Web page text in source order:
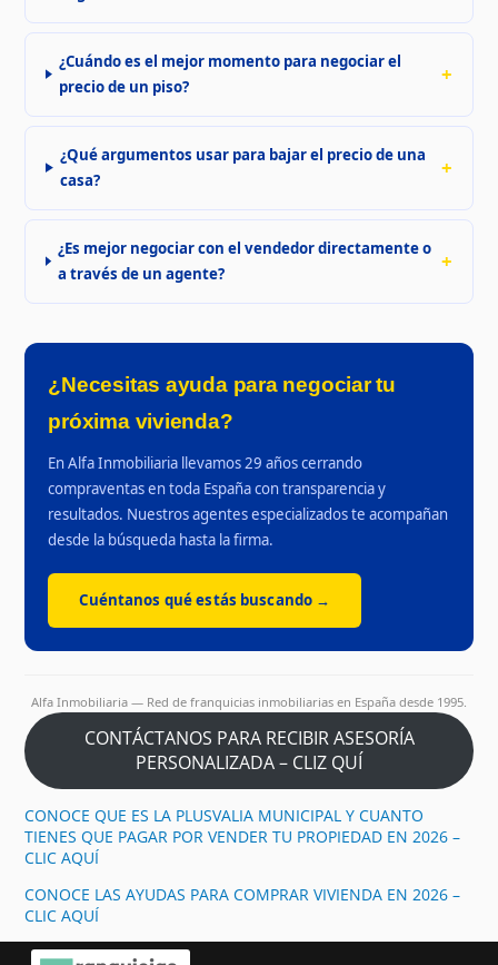
¿Cuándo es el mejor momento para negociar el
precio de un piso?
¿Qué argumentos usar para bajar el precio de una
casa?
¿Es mejor negociar con el vendedor directamente o
a través de un agente?
¿Necesitas ayuda para negociar tu
próxima vivienda?
En Alfa Inmobiliaria llevamos 29 años cerrando
compraventas en toda España con transparencia y
resultados. Nuestros agentes especializados te acompañan
desde la búsqueda hasta la firma.
Cuéntanos qué estás buscando →
Alfa Inmobiliaria — Red de franquicias inmobiliarias en España desde 1995.
CONTÁCTANOS PARA RECIBIR ASESORÍA
PERSONALIZADA – CLIZ QUÍ
CONOCE QUE ES LA PLUSVALIA MUNICIPAL Y CUANTO
TIENES QUE PAGAR POR VENDER TU PROPIEDAD EN 2026 –
CLIC AQUÍ
CONOCE LAS AYUDAS PARA COMPRAR VIVIENDA EN 2026 –
CLIC AQUÍ